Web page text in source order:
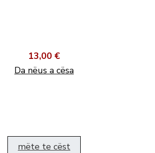
13,00 €
Da nëus a cësa
mëte te cëst